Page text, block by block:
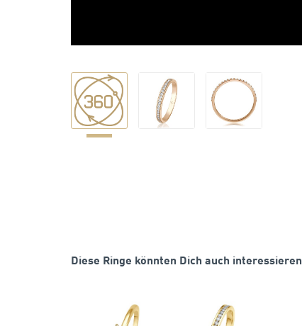
Diese Ringe könnten Dich auch interessieren